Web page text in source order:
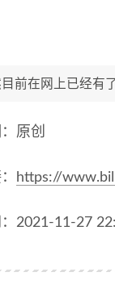
目前在网上已经有
原创
https://
2021-11-27